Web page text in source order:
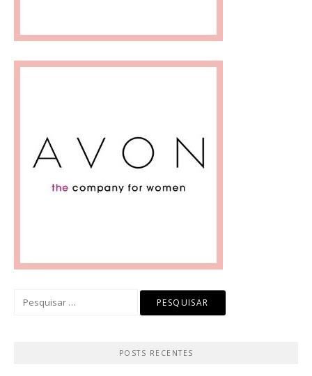
POSTS RECENTES